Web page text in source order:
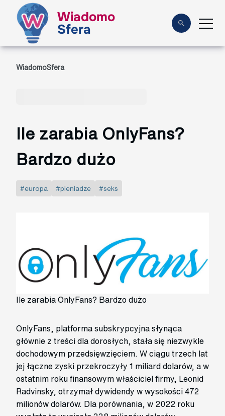
Wiadomo
Sfera
WiadomoSfera
Ile zarabia OnlyFans?
Bardzo dużo
#europa #pieniadze #seks
Ile zarabia OnlyFans? Bardzo dużo
OnlyFans, platforma subskrypcyjna słynąca
głównie z treści dla dorosłych, stała się niezwykle
dochodowym przedsięwzięciem. W ciągu trzech lat
jej łączne zyski przekroczyły 1 miliard dolarów, a w
ostatnim roku finansowym właściciel firmy, Leonid
Radvinsky, otrzymał dywidendy w wysokości 472
milionów dolarów. Dla porównania, w 2022 roku